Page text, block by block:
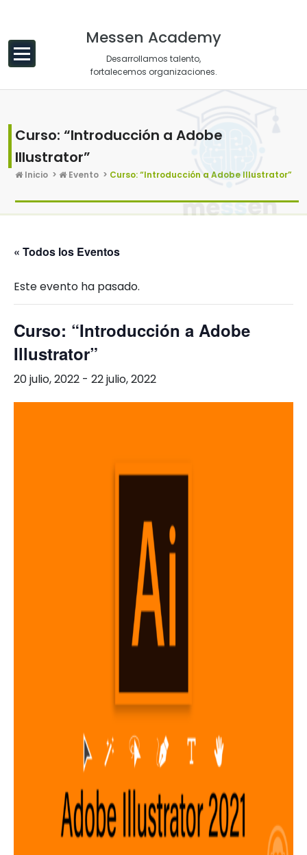
Messen Academy
Desarrollamos talento,
fortalecemos organizaciones.
Curso: “Introducción a Adobe
Illustrator”
Inicio > Evento > Curso: “Introducción a Adobe Illustrator”
« Todos los Eventos
Este evento ha pasado.
Curso: “Introducción a Adobe
Illustrator”
20 julio, 2022 - 22 julio, 2022